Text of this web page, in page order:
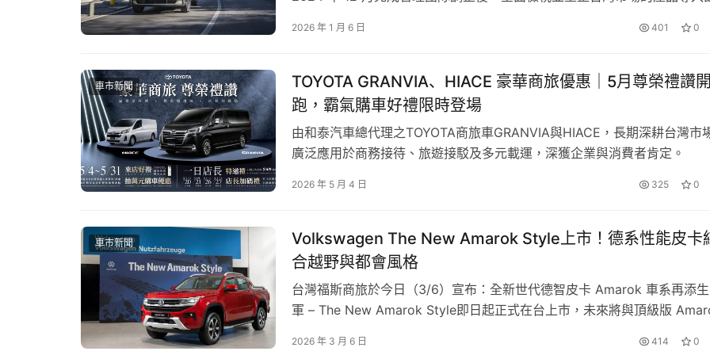
VOLVO 希望透過沙雕藝術形式喚起大眾對環境議題的關注，邀請大小朋友一同感受東北角壯麗的海岸風光，喚起守護台灣珍貴
生態的意識。
VOLVO 首度駛入沙雕藝術季 與迪士尼一同打造夢幻黃金國度
以穩健推進的營運步調，透過多品牌策略深化與經銷通路全面升級，帶動
2026 年 1 月 6 日 401 0
車市新聞
TOYOTA GRANVIA、HIACE 豪華商旅優惠｜5月尊榮禮讚開
跑，霸氣購車好禮限時登場
由和泰汽車總代理之TOYOTA商旅車GRANVIA與HIACE，長期深耕台灣市
廣泛應用於商務接待、旅遊接駁及多元載運，深獲企業與消費者肯定。
支持。其中，GRANVIA 6人與9人座車型調降建議售價，進一步降低入主門
2026 年 5 月 4 日 325 0
車市新聞
Volkswagen The New Amarok Style上市！德系性能皮卡
合越野與都會風格
台灣福斯商旅於今日（3/6）宣布：全新世代德智皮卡 Amarok 車系再添
軍 – The New Amarok Style即日起正式在台上市，未來將與頂級版
系性能皮卡產品陣容。The New Amarok Style 完美結合豪華皮卡設計及
2026 年 3 月 6 日 414 0